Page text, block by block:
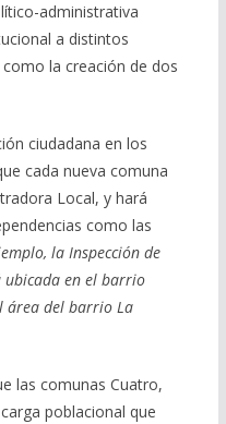
administrativa
a distintos
la creación de dos
ciudadana en los
cada nueva comuna
Local, y hará
como las
la Inspección de
ubicada en el barrio
área del barrio La
las comunas Cuatro,
poblacional que